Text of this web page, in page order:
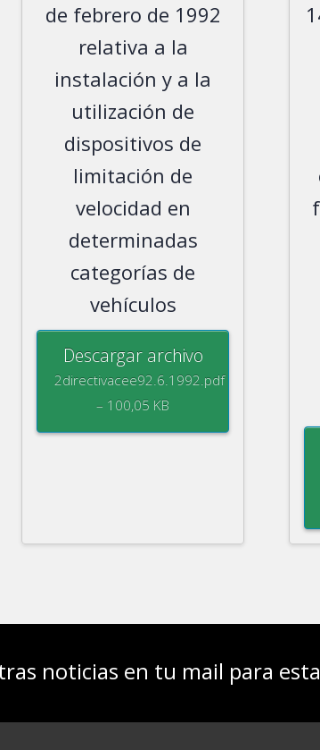
de febrero de 1992
relativa a la
instalación y a la
utilización de
dispositivos de
limitación de
velocidad en
determinadas
categorías de
vehículos
Descargar archivo
2directivacee92.6.1992.pdf
– 100,05 KB
noticias en tu mail para